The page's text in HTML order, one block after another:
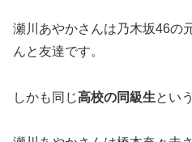
瀬川あやかさんは乃木坂46の
んと友達です。
しかも同じ高校の同級生とい